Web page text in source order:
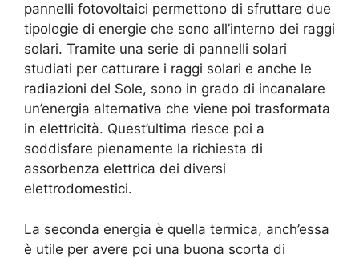
pannelli fotovoltaici permettono di sfruttare due
tipologie di energie che sono all’interno dei raggi
solari. Tramite una serie di pannelli solari
studiati per catturare i raggi solari e anche le
radiazioni del Sole, sono in grado di incanalare
un’energia alternativa che viene poi trasformata
in elettricità. Quest’ultima riesce poi a
soddisfare pienamente la richiesta di
assorbenza elettrica dei diversi
elettrodomestici.
La seconda energia è quella termica, anch’essa
è utile per avere poi una buona scorta di